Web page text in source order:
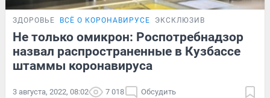
ЗДОРОВЬЕ ВСЁ О КОРОНАВИРУСЕ ЭКСКЛЮЗИВ
Не только омикрон: Роспотребнадзор
назвал распространенные в Кузбассе
штаммы коронавируса
3 августа, 2022, 08:02 7 018 Обсудить